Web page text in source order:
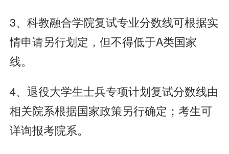
3、科教融合学院复试专业分数线可根据实
情申请另行划定，但不得低于A类国家
线。
4、退役大学生士兵专项计划复试分数线由
相关院系根据国家政策另行确定；考生可
详询报考院系。